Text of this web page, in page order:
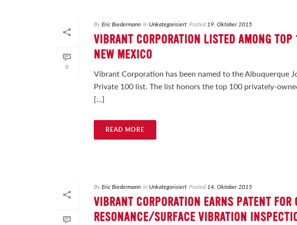
0
ByEric Biedermann In Unkategorisiert Posted 19. Oktober 2015
VIBRANT CORPORATION LISTED AMONG
NEW MEXICO
Vibrant Corporation has been named to the Albuquerque
Private 100 list. The list honors the top 100 privately-
[...]
READ MORE
ByEric Biedermann In Unkategorisiert Posted 14. Oktober 2015
VIBRANT CORPORATION EARNS PATENT FOR
RESONANCE/SURFACE VIBRATION